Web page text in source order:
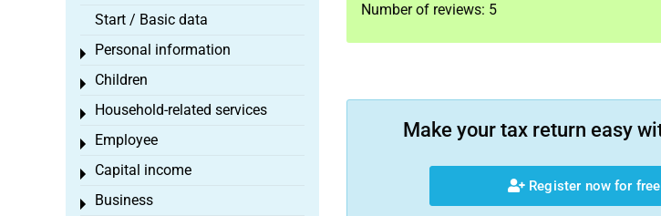
Number of reviews: 5
Make your tax return easy
Register now for free
Start / Basic data
Personal information
Toggle menu
Children
Toggle menu
Household-related services
Toggle menu
Employee
Toggle menu
Capital income
Toggle menu
Business
Toggle menu